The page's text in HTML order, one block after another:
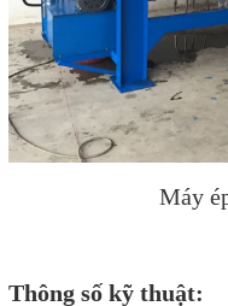
Máy
Thông số kỹ thuật: